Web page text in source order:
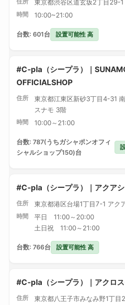
東京都渋谷区道玄坂2丁目29-
時間 10:00~21:00
台数: 601台 設置可能性 高
#C-pla（シープラ）｜
OFFICIALSHOP
住所
東京都江東区新砂3丁目4-31
スナモ 3階
時間 10:00～21:00
台数: 787(うちガシャポンオフィ
シャルショップ150)台
#C-pla（シープラ）｜アクア
住所 東京都港区台場1丁目7-1 アク
時間
平日 11:00～20:00
土日祝 11:00～21:00
台数: 766台 設置可能性 高
#C-pla（シープラ）｜アクロ
住所
東京都八王子市みなみ野1丁